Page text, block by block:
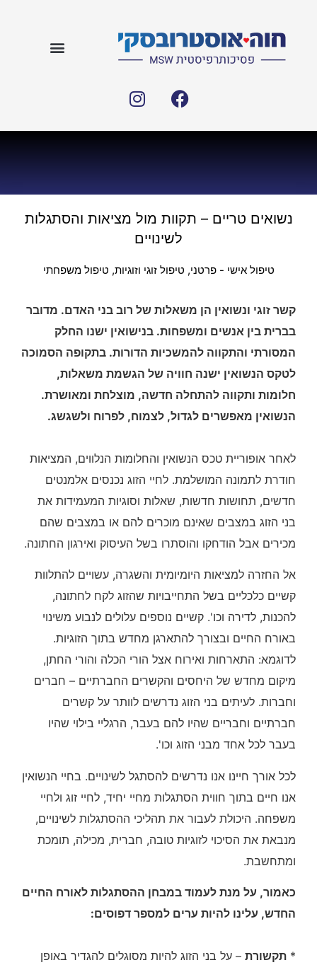
נשואים טריים – תקוות מול מציאות והסתגלות
לשינויים
טיפול אישי - פרטני, טיפול זוגי וזוגיות, טיפול משפחתי
קשר זוגי ונשואין הן משאלות של רוב בני האדם. מדובר
בברית בין אנשים ומשפחות. בנישואין ישנו החלק
המסורתי והתקווה להמשכיות הדורות. בתקופה הסמוכה
לטקס הנשואין ישנה חוויה של הגשמת משאלות,
חלומות ותקווה להתחלה חדשה, מוצלחת ומאושרת.
הנשואין מאפשרים לגדול, לצמוח, לפרוח ולשגשג.
לאחר אופוריית טכס הנשואין והחלומות הנלווים, המציאות
חודרת לתמונה המושלמת. לחיי הזוג נכנסים אלמנטים
חדשים, תחושות חדשות, שאלות וסוגיות המעמידות את
בני הזוג במצבים שאינם מוכרים להם או במצבים שהם
מכירים אבל הודחקו והוסתרו בשל העיסוק ואירגון החתונה.
אל החזרה למציאות היומיומית והשגרה, עשויים להתלוות
קשיים כלכליים בשל התחייבויות שהזוג לקח לחתונה,
להכנות, לדירה וכו'. קשיים נוספים עלולים לנבוע משינוי
באורח החיים ובצורך להתארגן מחדש בתוך הזוגיות.
לדוגמא: התארחות ואירוח אצל הורי הכלה והורי החתן,
מיקום מחדש של היחסים והקשרים החברתיים – חברים
וחברות. לעיתים בני הזוג נדרשים לוותר על קשרים
חברתיים וחבריים שהיו להם בעבר, הרגליי בילוי שהיו
בעבר לכל אחד מבני הזוג וכו'.
לכל אורך חיינו אנו נדרשים להסתגל לשינויים. בחיי הנשואין
אנו חיים בתוך חווית הסתגלות מחיי יחיד, לחיי זוג ולחיי
משפחה. היכולת לעבור את תהליכי ההסתגלות לשינויים,
מנבאת את הסיכוי לזוגיות טובה, חברית, מכילה, תומכת
ומתחשבת.
כאמור, על מנת לעמוד במבחן ההסתגלות לאורח החיים
החדש, עלינו להיות ערים למספר דפוסים:
* תקשורת – על בני הזוג להיות מסוגלים להגדיר באופן